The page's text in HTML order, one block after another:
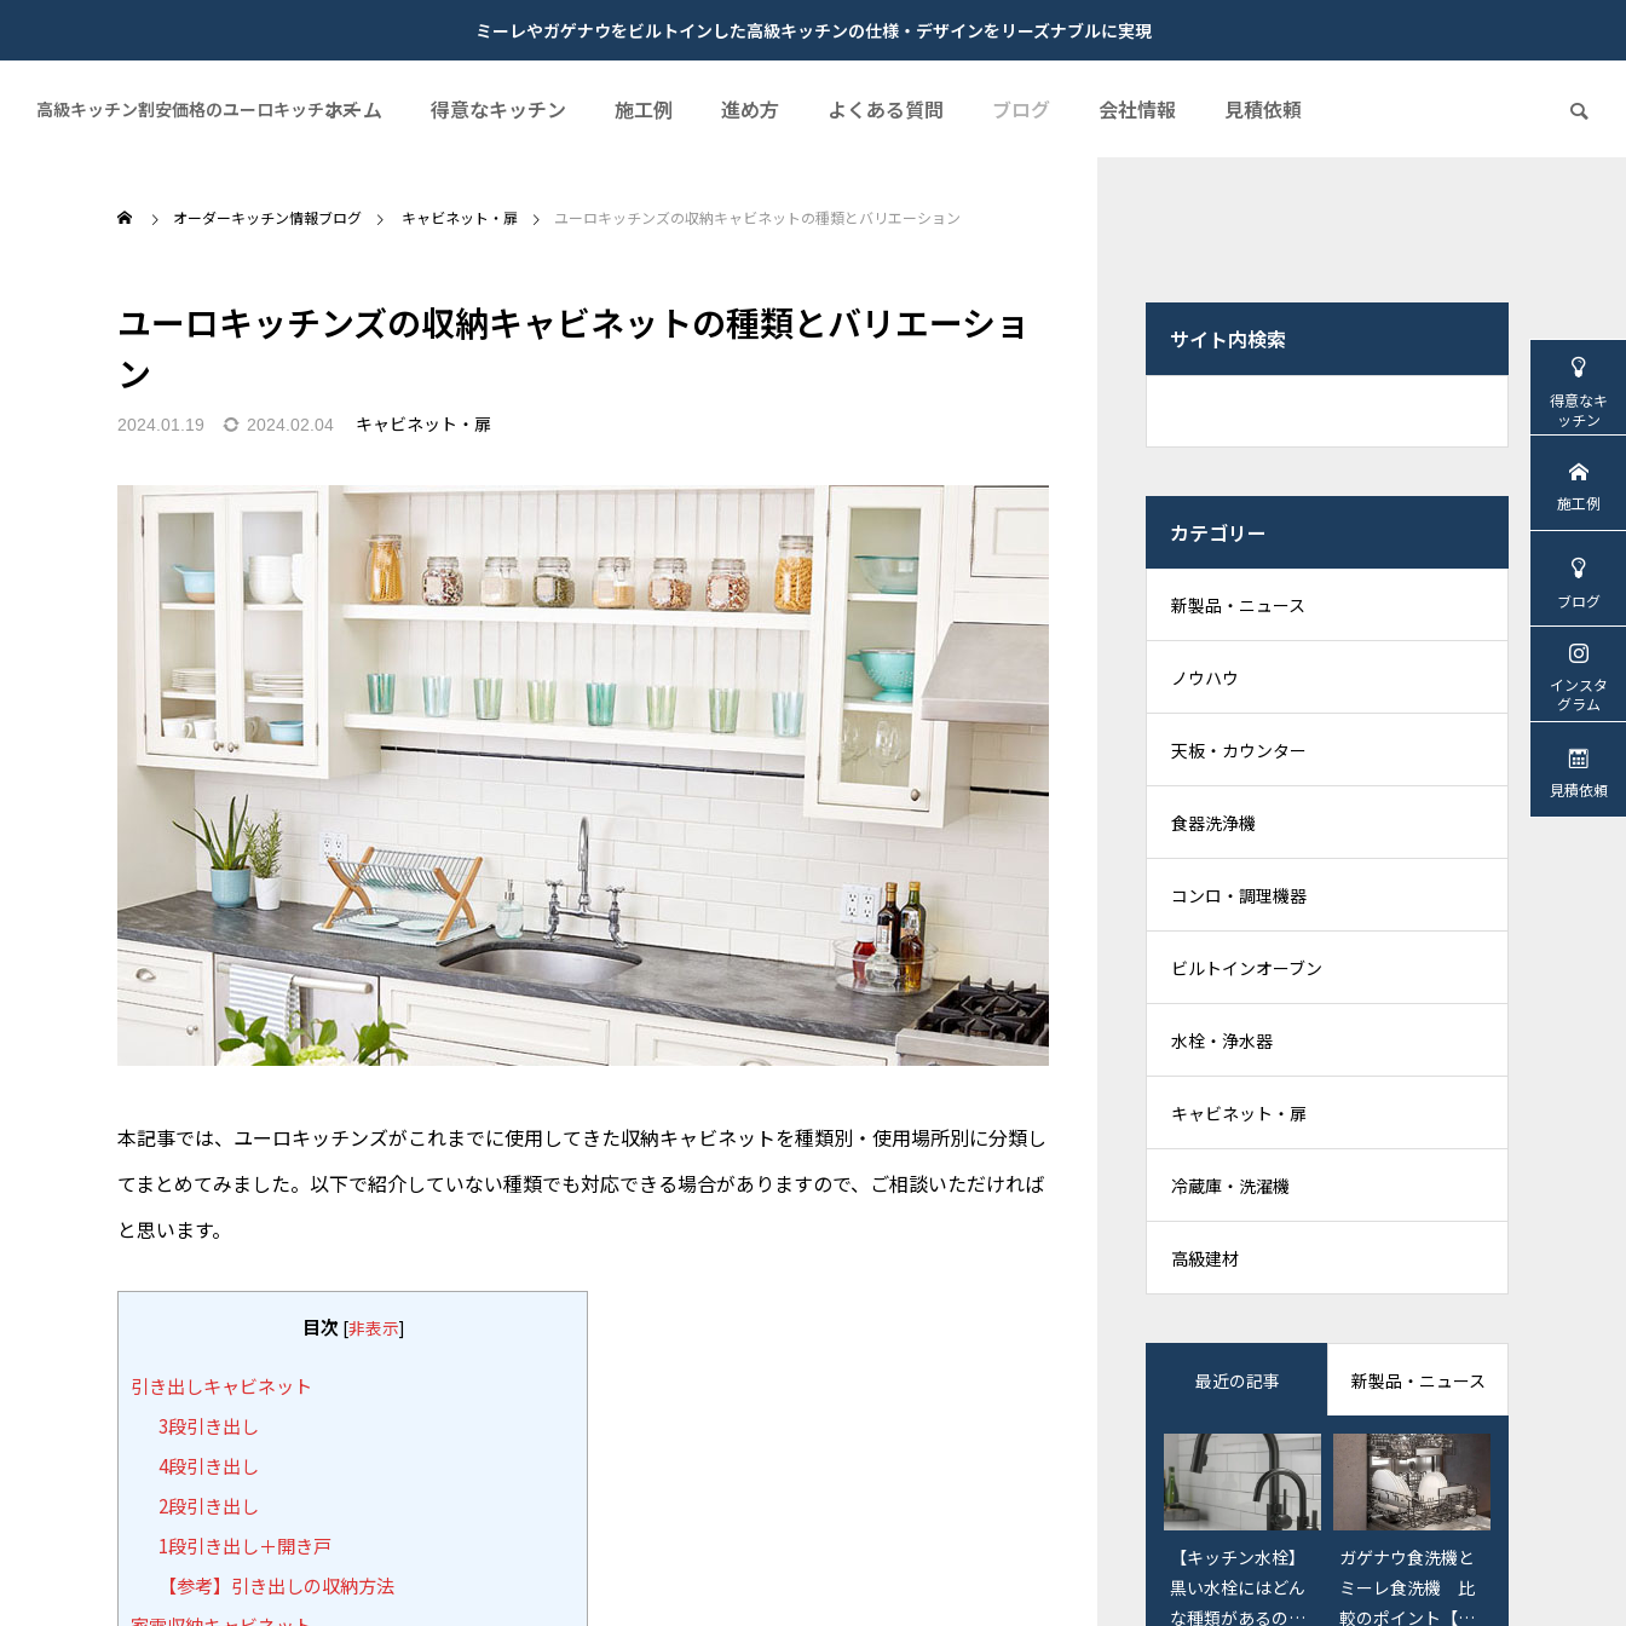
ミーレやガゲナウをビルトインした高級キッチンの仕様・デザインをリーズナブルに実現
高級キッチン割安価格のユーロキッチンズ
ホーム 得意なキッチン 施工例 進め方 よくある質問 ブログ 会社情報 見積依頼
オーダーキッチン情報ブログ キャビネット・扉 ユーロキッチンズの収納キャビネットの種類とバリエーション
ユーロキッチンズの収納キャビネットの種類とバリエーショ
ン
2024.01.19 2024.02.04 キャビネット・扉
本記事では、ユーロキッチンズがこれまでに使用してきた収納キャビネットを種類別・使用場所別に分類し
てまとめてみました。以下で紹介していない種類でも対応できる場合がありますので、ご相談いただければ
と思います。
目次 [非表示]
引き出しキャビネット
3段引き出し
4段引き出し
2段引き出し
1段引き出し＋開き戸
【参考】引き出しの収納方法
サイト内検索
カテゴリー
新製品・ニュース
ノウハウ
天板・カウンター
食器洗浄機
コンロ・調理機器
ビルトインオーブン
水栓・浄水器
キャビネット・扉
冷蔵庫・洗濯機
高級建材
最近の記事 新製品・ニュース
【キッチン水栓】
黒い水栓にはどん
な種類があるの
ガゲナウ食洗機と
ミーレ食洗機 比
較のポイント【価
【東京エリア】オ
ーダーキッチン検
討の際に行ってお
得意なキ
ッチン
施工例
ブログ
インスタ
グラム
見積依頼